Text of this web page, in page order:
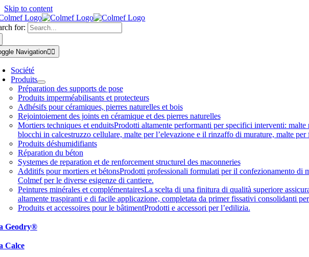
Skip to content
for:
Navigation
Société
Produits
Préparation des supports de pose
Produits imperméabilisants et protecteurs
Adhésifs pour céramiques, pierres naturelles et bois
Rejointoiement des joints en céramique et des pierres naturelles
Mortiers techniques et enduitsProdotti altamente performanti per specifici interventi: malte
blocchi in calcestruzzo cellulare, malte per l’elevazione e il rinzaffo di murature, malte
Produits déshumidifiants
Réparation du béton
Systemes de reparation et de renforcement structurel des maconneries
Additifs pour mortiers et bétonsProdotti professionali formulati per il confezionamento di
Colmef per le diverse esigenze di cantiere.
Peintures minérales et complémentairesLa scelta di una finitura di qualità superiore
altamente traspiranti e di facile applicazione, completata da primer fissativi consolidanti
Produits et accessoires pour le bâtimentProdotti e accessori per l’edilizia.
Geodry®
Calce